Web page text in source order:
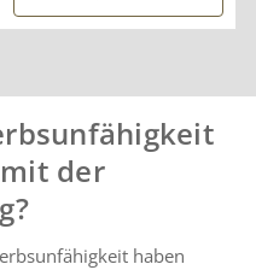
Beratung sehr zufrieden
und kann ihre
der
haben